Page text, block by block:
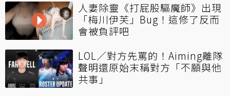
人妻除靈《打屁股驅魔師》出現
「梅川伊芙」Bug！這修了反而
會被負評吧
LOL／對方先罵的！Aiming離隊
聲明還原始末稱對方「不願與他
共事」